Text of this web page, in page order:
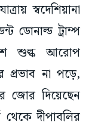
স্বদেশিয়ানা
ডোনাল্ড ট্রাম্প
শুল্ক আরোপ
প্রভাব না পড়ে,
জোর দিয়েছেন
থেকে দীপাবলির